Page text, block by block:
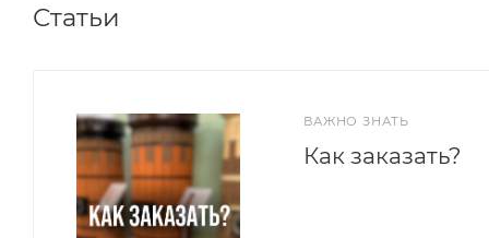
Статьи
ВАЖНО ЗНАТЬ
Как заказать?